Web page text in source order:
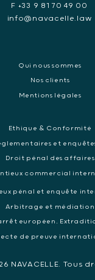
F +33 9 81 70 49 00
info@navacelle.law
Qui nous sommes
Nos clients
Mentions légales
Ethique & Conformité
et
Droit pénal des affaires
commercial
pénal et enquête
Arbitrage et médiation
européen,
de preuve
NAVACELLE. Tous